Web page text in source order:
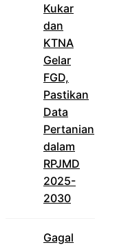
Kukar
dan
KTNA
Gelar
FGD,
Pastikan
Data
Pertanian
dalam
RPJMD
2025-
2030
Gagal